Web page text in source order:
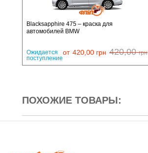
Blacksapphire 475 – краска для
автомобилей BMW
Ожидается
поступление
от 420,00 грн 420,00грн
ПОХОЖИЕ ТОВАРЫ: